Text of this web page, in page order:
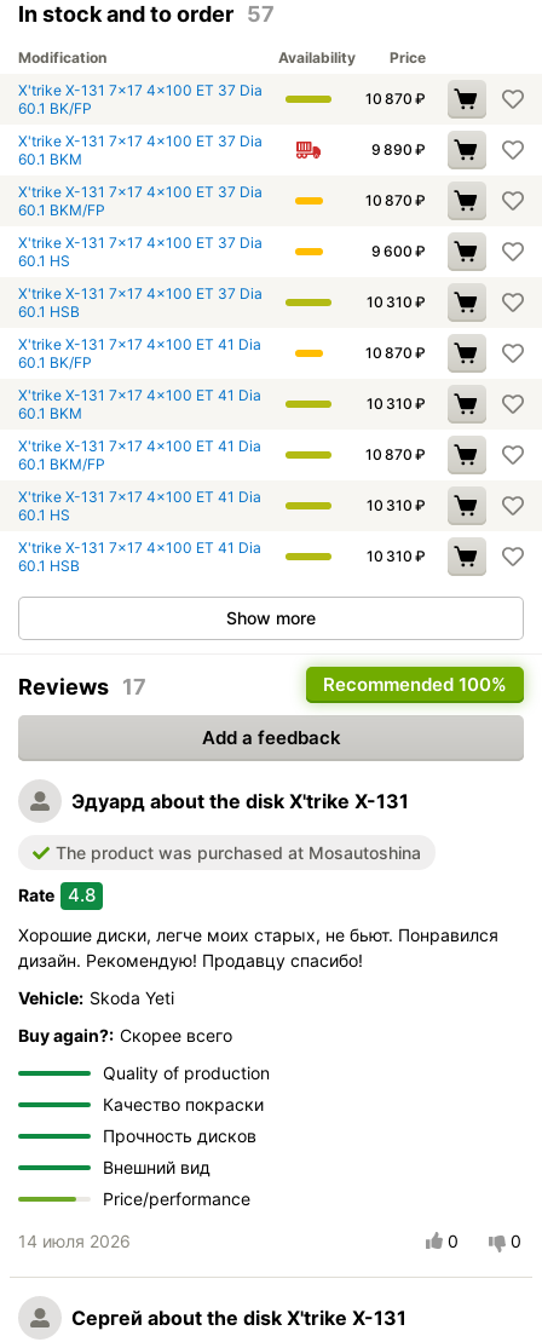
In stock and to order 57
Modification Availability
Price
X'trike X-131 7x17 4x100 ET 37 Dia
60.1 BK/FP
10 870 ₽
X'trike X-131 7x17 4x100 ET 37 Dia
60.1 BKM
9 890 ₽
X'trike X-131 7x17 4x100 ET 37 Dia
60.1 BKM/FP
10 870 ₽
X'trike X-131 7x17 4x100 ET 37 Dia
60.1 HS
9 600 ₽
X'trike X-131 7x17 4x100 ET 37 Dia
60.1 HSB
10 310 ₽
X'trike X-131 7x17 4x100 ET 41 Dia
60.1 BK/FP
10 870 ₽
X'trike X-131 7x17 4x100 ET 41 Dia
60.1 BKM
10 310 ₽
X'trike X-131 7x17 4x100 ET 41 Dia
60.1 BKM/FP
10 870 ₽
X'trike X-131 7x17 4x100 ET 41 Dia
60.1 HS
10 310 ₽
X'trike X-131 7x17 4x100 ET 41 Dia
60.1 HSB
10 310 ₽
Show more
Recommended 100%
Reviews 17
Add a feedback
Эдуард about the disk X'trike X-131
The product was purchased at Mosautoshina
Rate 4.8
Хорошие диски, легче моих старых, не бьют. Понравился
дизайн. Рекомендую! Продавцу спасибо!
Vehicle: Skoda Yeti
Buy again?: Скорее всего
Quality of production
Качество покраски
Прочность дисков
Внешний вид
Price/performance
14 июля 2026 0 0
Сергей about the disk X'trike X-131